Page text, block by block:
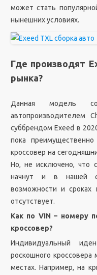
может стать
нынешних условиях.
Где производят
рынка?
Данная модель
автопроизводителем
суббрендом Exeed в
пока
кроссовер на
Но, не исключено, что
начнут и в нашей
возможности и сроках
отсутствует.
Как по VIN – номеру
кроссовер?
Индивидуальный
роскошного кроссовера
местах. Например, на